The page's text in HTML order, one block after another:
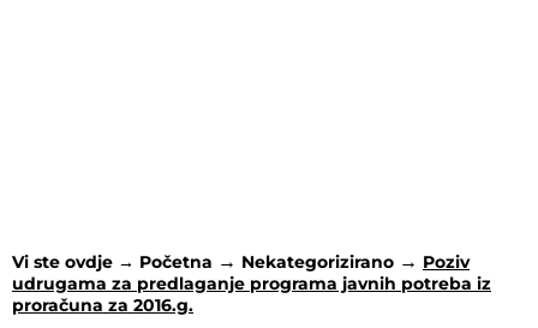
Vi ste ovdje → Početna Nekategorizirano
Poziv
udrugama za predlaganje programa javnih potreba iz
proračuna za 2016.g.